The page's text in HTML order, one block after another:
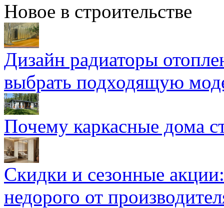
Новое в строительстве
Дизайн радиаторы
выбрать подходящую
Почему каркасные дома
Скидки и сезонные
недорого от